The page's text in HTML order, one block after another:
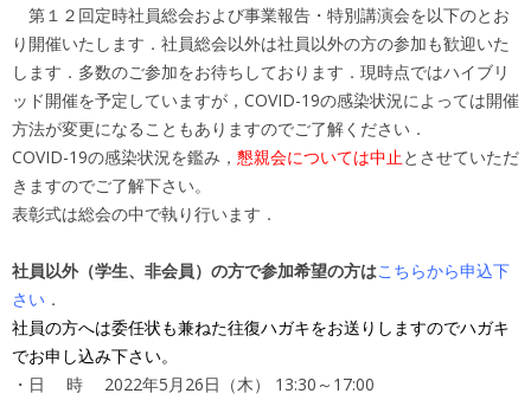
第１２回定時社員総会および事業報告・特別講演会を以下のとお
り開催いたします．社員総会以外は社員以外の方の参加も歓迎いた
します．多数のご参加をお待ちしております．現時点ではハイブリ
ッド開催を予定していますが，COVID-19の感染状況によっては開催
方法が変更になることもありますのでご了解ください．
COVID-19の感染状況を鑑み， 懇親会については中止とさせていただ
きますのでご了解下さい。
表彰式は総会の中で執り行います．
社員以外（学生、非会員）の方で参加希望の方はこちらから申込下
さい ．
社員の方へは委任状も兼ねた往復ハガキをお送りしますのでハガキ
でお申し込み下さい。
・日 時 2022年5月26日（木） 13:30～17:00